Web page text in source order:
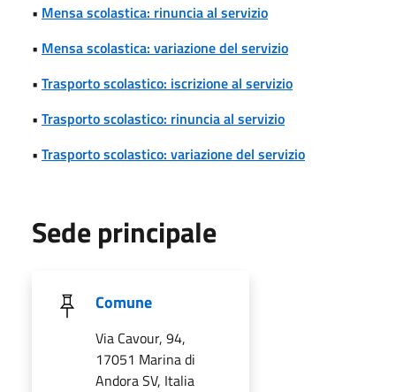
• Mensa scolastica: rinuncia al servizio
• Mensa scolastica: variazione del servizio
• Trasporto scolastico: iscrizione al servizio
• Trasporto scolastico: rinuncia al servizio
• Trasporto scolastico: variazione del servizio
Sede principale
Comune
Via Cavour, 94,
17051 Marina di
Andora SV, Italia